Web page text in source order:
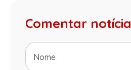
Comentar notícia